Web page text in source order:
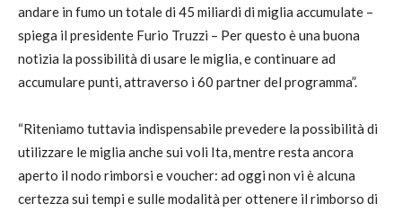
andare in fumo un totale di 45 miliardi di miglia accumulate –
spiega il presidente Furio Truzzi – Per questo è una buona
notizia la possibilità di usare le miglia, e continuare ad
accumulare punti, attraverso i 60 partner del programma”.
“Riteniamo tuttavia indispensabile prevedere la possibilità di
utilizzare le miglia anche sui voli Ita, mentre resta ancora
aperto il nodo rimborsi e voucher: ad oggi non vi è alcuna
certezza sui tempi e sulle modalità per ottenere il rimborso di